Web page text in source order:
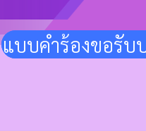
แบบคำร้องขอรับบ